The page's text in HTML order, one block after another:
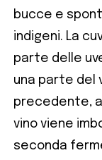
bucce e
indigeni. La
parte delle
una parte del
precedente,
vino viene
seconda